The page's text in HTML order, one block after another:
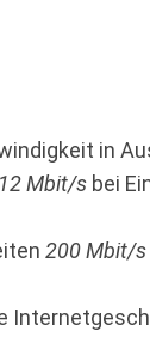
in
12 Mbit/s bei
200 Mbit/s